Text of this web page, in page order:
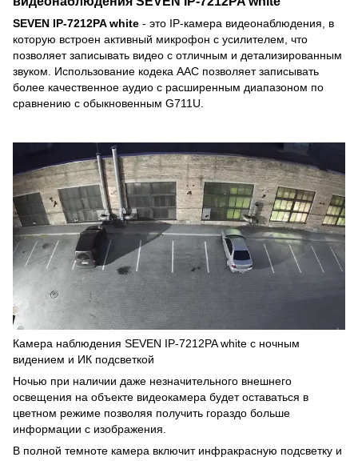
SEVEN IP-7212PA white - это IP-камера видеонаблюдения, в
которую встроен активный микрофон с усилителем, что
позволяет записывать видео с отличным и детализированным
звуком. Использование кодека AAC позволяет записывать
более качественное аудио с расширенным диапазоном по
сравнению с обыкновенным G711U.
Камера наблюдения SEVEN IP-7212PA white c ночным
видением и ИК подсветкой
Ночью при наличии даже незначительного внешнего
освещения на объекте видеокамера будет оставаться в
цветном режиме позволяя получить гораздо больше
информации с изображения.
В полной темноте камера включит инфракрасную подсветку и